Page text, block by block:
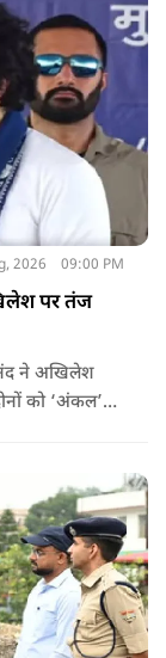
2026 09:00 PM
पर तंज
ने अखिलेश
को ‘अंकल’